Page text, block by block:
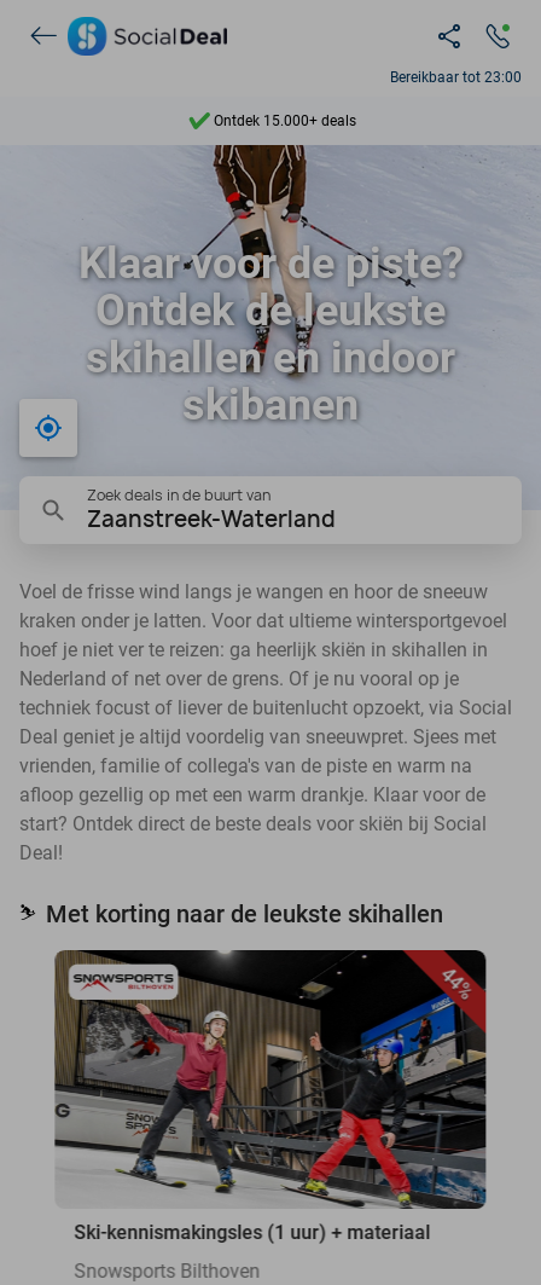
Bereikbaar tot 23:00
Ontdek 15.000+ deals
7 dagen per week beschikbaar
10+ miljoen leden
9,4
Ontdek 15.000+ deals
Klaar voor de piste?
Ontdek de leukste
skihallen en indoor
skibanen
Bij mij in de buurt
Zoek deals in de buurt van
Zaanstreek-Waterland
Voel de frisse wind langs je wangen en hoor de sneeuw
kraken onder je latten. Voor dat ultieme wintersportgevoel
hoef je niet ver te reizen: ga heerlijk skiën in skihallen in
Nederland of net over de grens. Of je nu vooral op je
techniek focust of liever de buitenlucht opzoekt, via Social
Deal geniet je altijd voordelig van sneeuwpret. Sjees met
vrienden, familie of collega's van de piste en warm na
afloop gezellig op met een warm drankje. Klaar voor de
start? Ontdek direct de beste deals voor skiën bij Social
Deal!
⛷️ Met korting naar de leukste skihallen
44%
Ski-kennismakingsles (1 uur) + materiaal
Snowsports Bilthoven